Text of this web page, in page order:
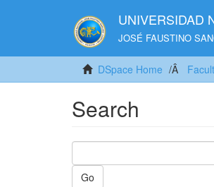
UNIVERSIDAD
JOSÉ FAUSTINO
DSpace Home
Search
Go